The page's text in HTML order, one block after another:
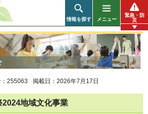
情報を探す メニュー
緊急・防
災
255063 掲載日：2026年7月17日
地域文化事業